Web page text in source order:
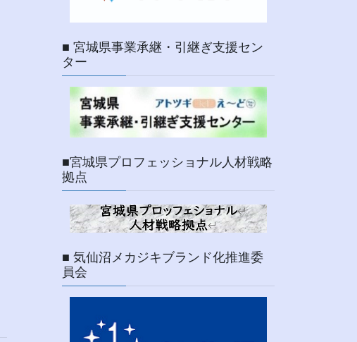
■ 宮城県事業承継・引継ぎ支援セン
ター
■宮城県プロフェッショナル人材戦略
拠点
■ 気仙沼メカジキブランド化推進委
員会